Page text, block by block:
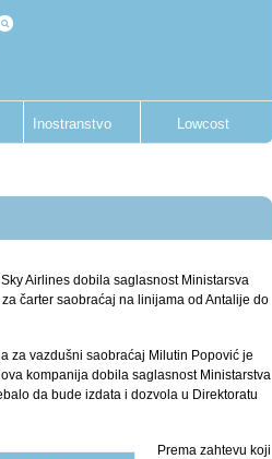
Inostranstvo Lowcost
Airlines dobila saglasnost Ministarsva
čarter saobraćaj na linijama od Antalije do
za vazdušni saobraćaj Milutin Popović je
kompanija dobila saglasnost Ministarstva
da bude izdata i dozvola u Direktoratu
Prema zahtevu koji